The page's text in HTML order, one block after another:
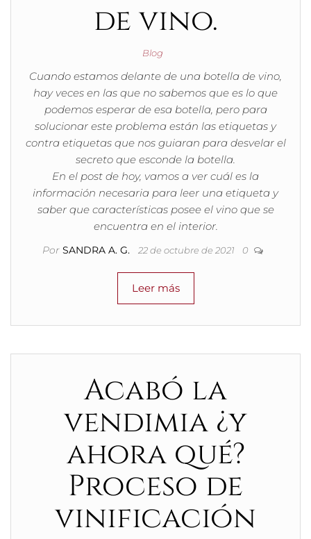
de vino.
Blog
Cuando estamos delante de una botella de vino,
hay veces en las que no sabemos que es lo que
podemos esperar de esa botella, pero para
solucionar este problema están las etiquetas y
contra etiquetas que nos guiaran para desvelar el
secreto que esconde la botella.
En el post de hoy, vamos a ver cuál es la
información necesaria para leer una etiqueta y
saber que características posee el vino que se
encuentra en el interior.
Por SANDRA A. G. 22 de octubre de 2021 0
Leer más
Acabó la
vendimia ¿y
ahora qué?
Proceso de
vinificación